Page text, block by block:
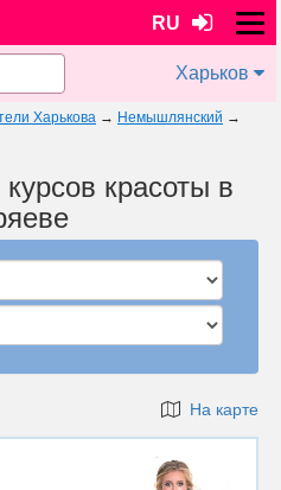
RU
Харьков
Харькова → Немышлянский →
красоты в
На карте